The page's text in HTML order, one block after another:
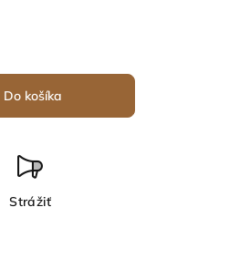
Do košíka
Strážiť